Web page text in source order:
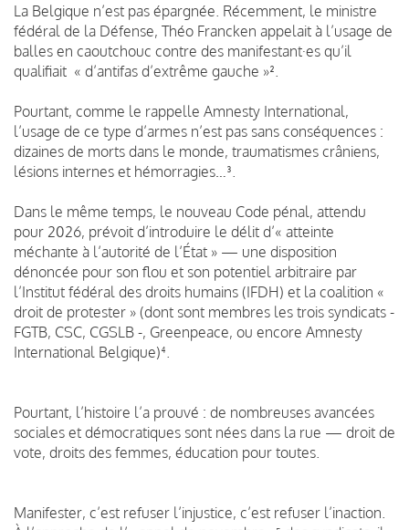
La Belgique n’est pas épargnée. Récemment, le ministre
fédéral de la Défense, Théo Francken appelait à l’usage de
balles en caoutchouc contre des manifestant·es qu’il
qualifiait « d’antifas d’extrême gauche »².
Pourtant, comme le rappelle Amnesty International,
l’usage de ce type d’armes n’est pas sans conséquences :
dizaines de morts dans le monde, traumatismes crâniens,
lésions internes et hémorragies…³.
Dans le même temps, le nouveau Code pénal, attendu
pour 2026, prévoit d’introduire le délit d’« atteinte
méchante à l’autorité de l’État » — une disposition
dénoncée pour son flou et son potentiel arbitraire par
l’Institut fédéral des droits humains (IFDH) et la coalition «
droit de protester » (dont sont membres les trois syndicats -
FGTB, CSC, CGSLB -, Greenpeace, ou encore Amnesty
International Belgique)⁴.
Pourtant, l’histoire l’a prouvé : de nombreuses avancées
sociales et démocratiques sont nées dans la rue — droit de
vote, droits des femmes, éducation pour toutes.
Manifester, c’est refuser l’injustice, c’est refuser l’inaction.